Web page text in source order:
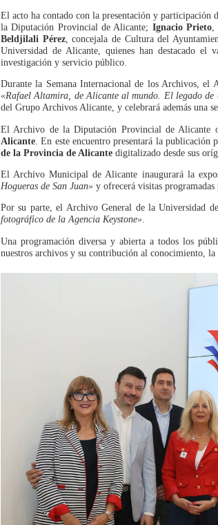
El acto ha contado con la presentación y participación
la Diputación Provincial de Alicante; Ignacio Prieto
Beldjilali Pérez, concejala de Cultura del
Universidad de Alicante, quienes han destacado el
investigación y servicio público.
Durante la Semana Internacional de los Archivos,
«Rafael Altamira, de Alicante al mundo. El legado de
del Grupo Archivos Alicante, y celebrará además una
El Archivo de la Diputación Provincial de Alicante
Alicante . En este encuentro presentará la
de la Provincia de Alicante digitalizado desde sus
El Archivo Municipal de Alicante inaugurará la
Hogueras de San Juan» y ofrecerá visitas programadas
Por su parte, el Archivo General de la Universidad
fotográfico de la Agencia Keystone».
Una programación diversa y abierta a todos los
nuestros archivos y su contribución al conocimiento,